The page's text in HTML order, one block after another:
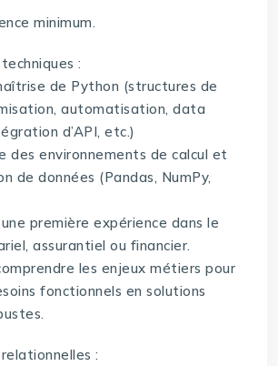
minimum.
:
de Python (structures de
automatisation, data
d’API, etc.)
des environnements de calcul et
de données (Pandas, NumPy,
première expérience dans le
assurantiel ou financier.
les enjeux métiers pour
fonctionnels en solutions
: